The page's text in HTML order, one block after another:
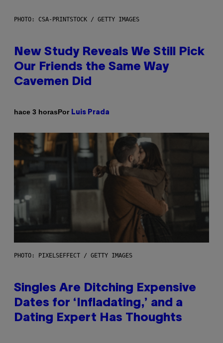
PHOTO: CSA-PRINTSTOCK / GETTY IMAGES
New Study Reveals We Still Pick
Our Friends the Same Way
Cavemen Did
hace 3 horasPor Luis Prada
PHOTO: PIXELSEFFECT / GETTY IMAGES
Singles Are Ditching Expensive
Dates for ‘Infladating,’ and a
Dating Expert Has Thoughts